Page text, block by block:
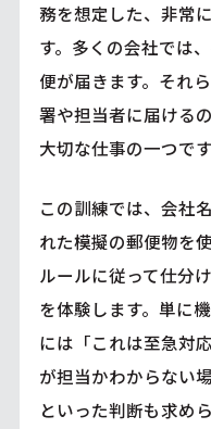
務を想定した、非常
す。多くの会社では
便が届きます。それ
署や担当者に届ける
大切な仕事の一つです
この訓練では、会社
れた模擬の郵便物を
ルールに従って仕分
を体験します。単に
には「これは至急対
が担当かわからない
といった判断も求め